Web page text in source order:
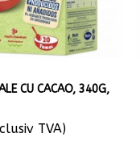
CU CACAO, 340G,
TVA)